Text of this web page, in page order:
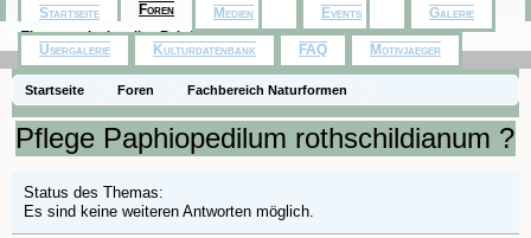
Startseite Foren
Fachbereich Naturformen
Paphiopedilum, Phragmipedium
Pflege Paphiopedilum rothschildianum ?
Status des Themas:
Es sind keine weiteren Antworten möglich.
Startseite Foren
Themen mit aktuellen Beiträgen
Medien Events Galerie
Usergalerie Kulturdatenbank FAQ Motivjaeger